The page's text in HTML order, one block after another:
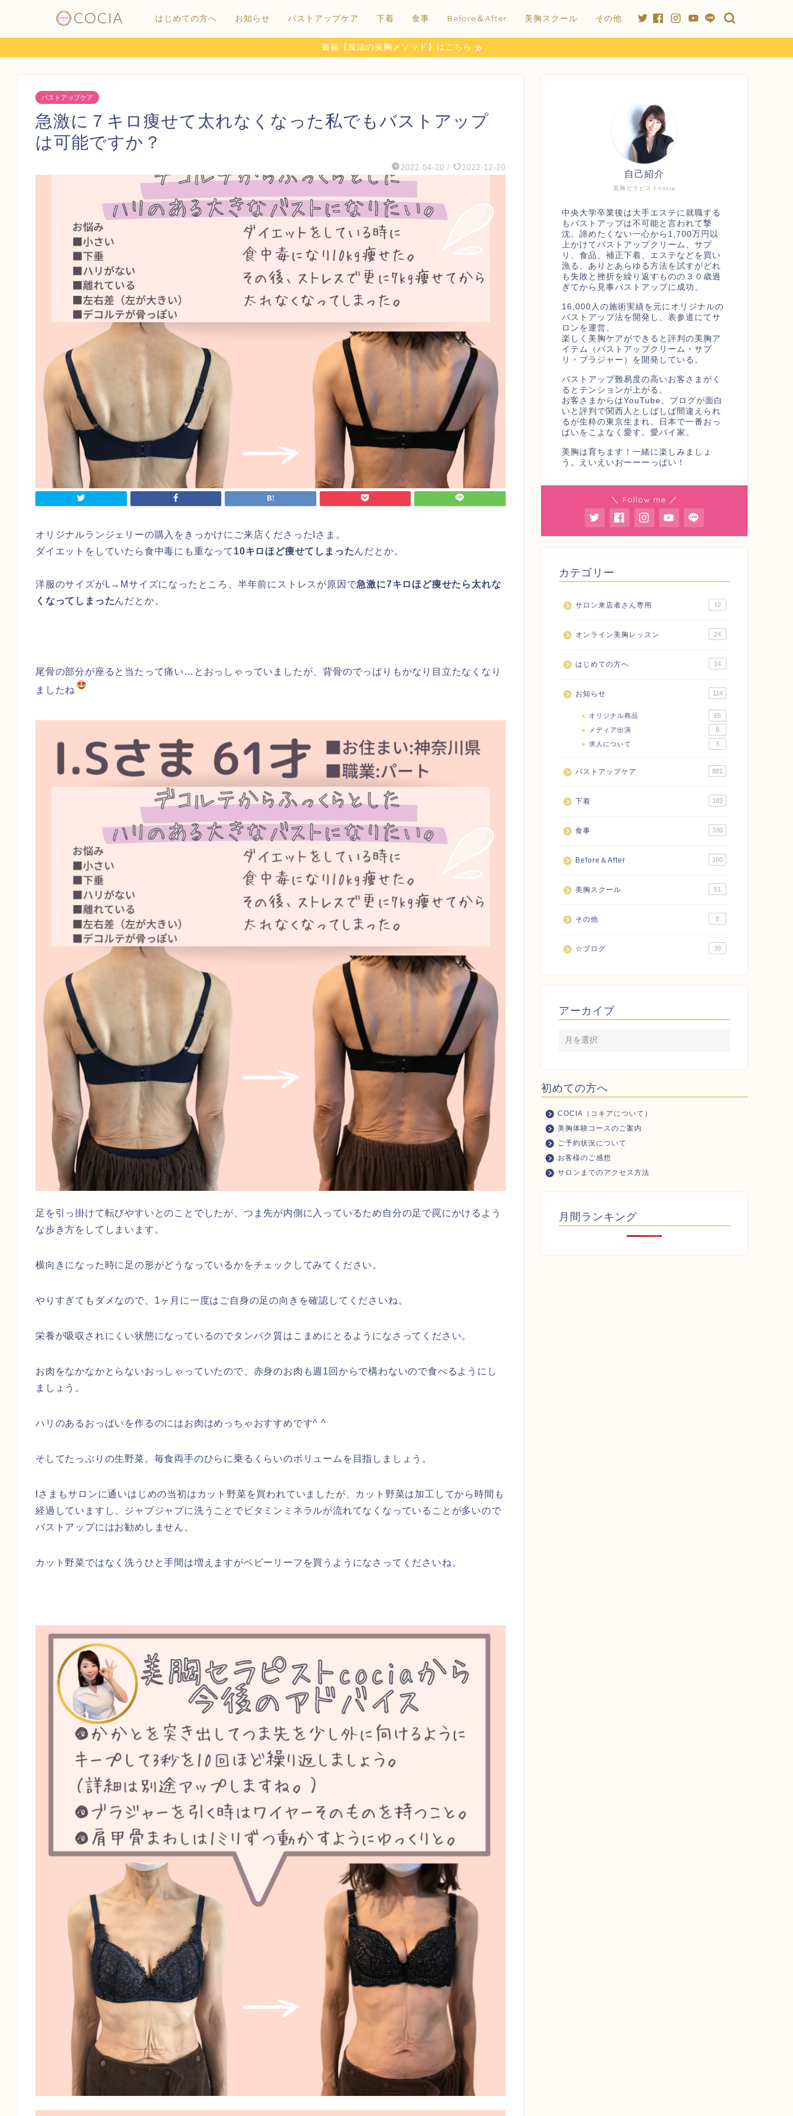
はじめての方へ お知らせ バストアップケア 下着 食事 Before＆After 美胸スクール その他
書籍【魔法の美胸メソッド】はこちら
バストアップケア
急激に７キロ痩せて太れなくなった私でもバストアップ
は可能ですか？
2022-04-20 / 2022-12-20
オリジナルランジェリーの購入をきっかけにご来店くださったIさま。
ダイエットをしていたら食中毒にも重なって 10キロほど痩せてしまったんだとか。
洋服のサイズがL→Mサイズになったところ、半年前にストレスが原因で急激に7キロほど痩せたら太れな
くなってしまったんだとか。
尾骨の部分が座ると当たって痛い…とおっしゃっていましたが、背骨のでっぱりもかなり目立たなくなり
ましたね
足を引っ掛けて転びやすいとのことでしたが、つま先が内側に入っているため自分の足で罠にかけるよう
な歩き方をしてしまいます。
横向きになった時に足の形がどうなっているかをチェックしてみてください。
やりすぎてもダメなので、1ヶ月に一度はご自身の足の向きを確認してくださいね。
栄養が吸収されにくい状態になっているのでタンパク質はこまめにとるようになさってください。
お肉をなかなかとらないおっしゃっていたので、赤身のお肉も週1回からで構わないので食べるようにし
ましょう。
ハリのあるおっぱいを作るのにはお肉はめっちゃおすすめです^ ^
そしてたっぷりの生野菜。毎食両手のひらに乗るくらいのボリュームを目指しましょう。
Iさまもサロンに通いはじめの当初はカット野菜を買われていましたが、カット野菜は加工してから時間も
経過していますし、ジャブジャブに洗うことでビタミンミネラルが流れてなくなっていることが多いので
バストアップにはお勧めしません。
カット野菜ではなく洗うひと手間は増えますがベビーリーフを買うようになさってくださいね。
美胸セラピストcocia
自己紹介
中央大学卒業後は大手エステに就職する
もバストアップは不可能と言われて撃
沈。諦めたくない一心から1,700万円以
上かけてバストアップクリーム、サプ
リ、食品、補正下着、エステなどを買い
漁る。ありとあらゆる方法を試すがどれ
も失敗と挫折を繰り返すものの３０歳過
ぎてから見事バストアップに成功。
16,000人の施術実績を元にオリジナルの
バストアップ法を開発し、表参道にてサ
ロンを運営。
楽しく美胸ケアができると評判の美胸ア
イテム（バストアップクリーム・サプ
リ・ブラジャー）を開発している。
バストアップ難易度の高いお客さまがく
るとテンションが上がる。
お客さまからはYouTube、ブログが面白
いと評判で関西人としばしば間違えられ
るが生粋の東京生まれ。日本で一番おっ
ぱいをこよなく愛す。愛パイ家。
美胸は育ちます！一緒に楽しみましょ
う。えいえいおーーーっぱい！
＼ Follow me ／
カテゴリー
サロン来店者さん専用 12
オンライン美胸レッスン 24
はじめての方へ 14
お知らせ 114
オリジナル商品
65
メディア出演
8
求人について
3
バストアップケア 881
下着 183
食事 330
Before＆After 180
美胸スクール 51
その他 8
☆ブログ 39
アーカイブ
初めての方へ
COCIA（コキアについて）
美胸体験コースのご案内
ご予約状況について
お客様のご感想
サロンまでのアクセス方法
月間ランキング